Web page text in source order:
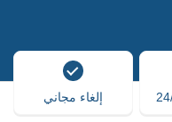
إلغاء مجاني